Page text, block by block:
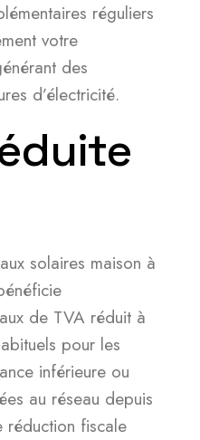
réguliers
votre
des
d’électricité.
solaires maison à
de TVA réduit à
pour les
inférieure ou
au réseau depuis
réduction fiscale